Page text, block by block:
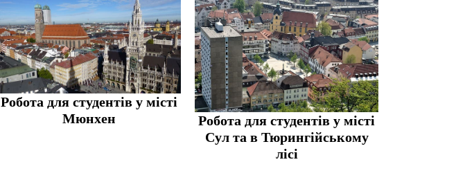
Робота для студентів у місті
Мюнхен
Робота для студентів у місті
Сул та в Тюрингійському
лісі